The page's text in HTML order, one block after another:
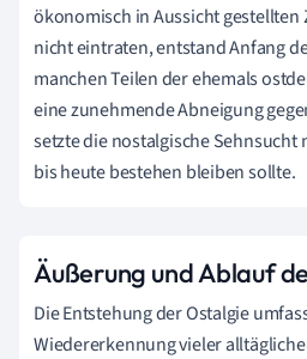
ökonomisch in Aussicht
nicht eintraten, entstand Anfang
manchen Teilen der ehemals
eine zunehmende Abneigung
setzte die nostalgische Sehnsucht
bis heute bestehen bleiben sollte.
Äußerung und Ablauf
Die Entstehung der Ostalgie
Wiedererkennung vieler